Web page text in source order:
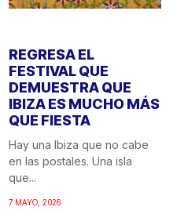
REGRESA EL
FESTIVAL QUE
DEMUESTRA QUE
IBIZA ES MUCHO MÁS
QUE FIESTA
Hay una Ibiza que no cabe
en las postales. Una isla
que...
7 MAYO, 2026